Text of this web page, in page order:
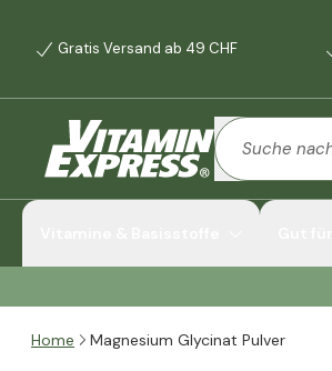
Gratis Versand ab 49 CHF
Home Magnesium Glycinat Pulver